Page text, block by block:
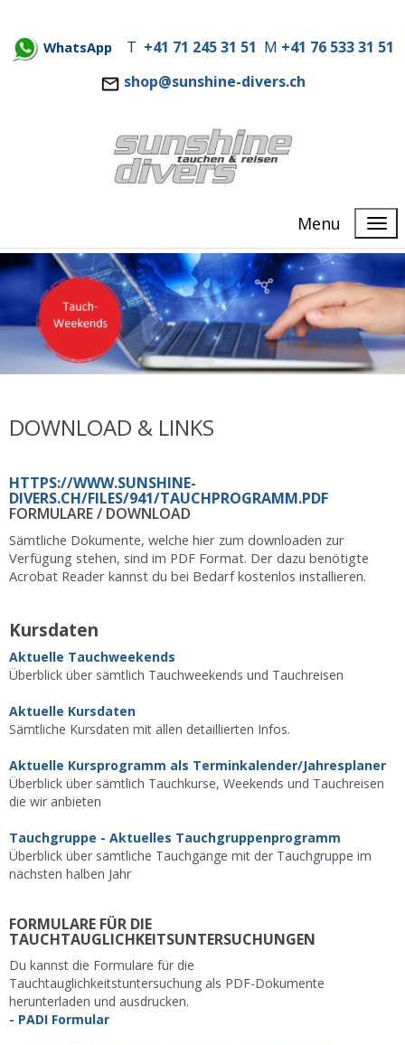
WhatsApp T +41 71 245 31 51 M +41 76 533 31 51
shop@sunshine-divers.ch
Menu
DOWNLOAD & LINKS
HTTPS://WWW.SUNSHINE-
DIVERS.CH/FILES/941/TAUCHPROGRAMM.PDF
FORMULARE / DOWNLOAD
Sämtliche Dokumente, welche hier zum downloaden zur
Verfügung stehen, sind im PDF Format. Der dazu benötigte
Acrobat Reader kannst du bei Bedarf kostenlos installieren.
Kursdaten
Aktuelle Tauchweekends
Überblick über sämtlich Tauchweekends und Tauchreisen
Aktuelle Kursdaten
Sämtliche Kursdaten mit allen detaillierten Infos.
Aktuelle Kursprogramm als Terminkalender/Jahresplaner
Überblick über sämtlich Tauchkurse, Weekends und Tauchreisen
die wir anbieten
Tauchgruppe - Aktuelles Tauchgruppenprogramm
Überblick über sämtliche Tauchgänge mit der Tauchgruppe im
nächsten halben Jahr
FORMULARE FÜR DIE
TAUCHTAUGLICHKEITSUNTERSUCHUNGEN
Du kannst die Formulare für die
Tauchtauglichkeitstuntersuchung als PDF-Dokumente
herunterladen und ausdrucken.
- PADI Formular